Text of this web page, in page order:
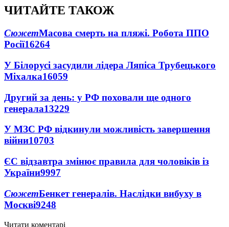
ЧИТАЙТЕ ТАКОЖ
СюжетМасова смерть на пляжі. Робота ППО
Росії16264
У Білорусі засудили лідера Ляпіса Трубецького
Міхалка16059
Другий за день: у РФ поховали ще одного
генерала13229
У МЗС РФ відкинули можливість завершення
війни10703
ЄС відзавтра змінює правила для чоловіків із
України9997
СюжетБенкет генералів. Наслідки вибуху в
Москві9248
Читати коментарі